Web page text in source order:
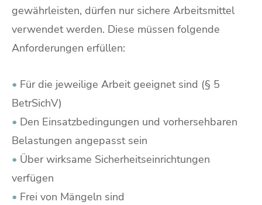
gewährleisten, dürfen nur sichere Arbeitsmittel
verwendet werden. Diese müssen folgende
Anforderungen erfüllen:
• Für die jeweilige Arbeit geeignet sind (§ 5
BetrSichV)
• Den Einsatzbedingungen und vorhersehbaren
Belastungen angepasst sein
• Über wirksame Sicherheitseinrichtungen
verfügen
• Frei von Mängeln sind